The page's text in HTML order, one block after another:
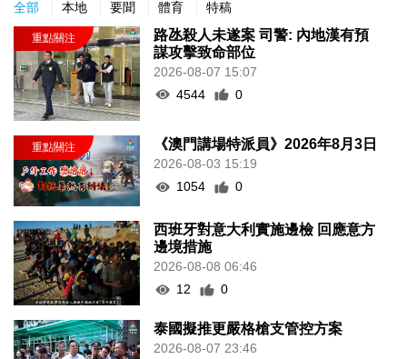
全部 本地 要聞 體育 特稿
路氹殺人未遂案 司警: 內地漢有預
謀攻擊致命部位
2026-08-07 15:07
4544
0
《澳門講場特派員》2026年8月3日
2026-08-03 15:19
1054
0
西班牙對意大利實施邊檢 回應意方
邊境措施
2026-08-08 06:46
12
0
泰國擬推更嚴格槍支管控方案
2026-08-07 23:46